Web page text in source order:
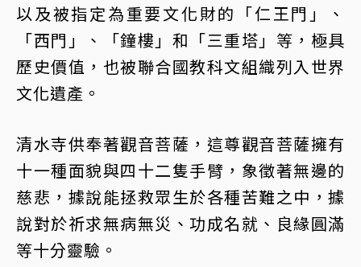
以及被指定為重要文化財的「仁王門」、
「西門」、「鐘樓」和「三重塔」等，極具
歷史價值，也被聯合國教科文組織列入世界
文化遺產。
清水寺供奉著觀音菩薩，這尊觀音菩薩擁有
十一種面貌與四十二隻手臂，象徵著無邊的
慈悲，據說能拯救眾生於各種苦難之中，據
說對於祈求無病無災、功成名就、良緣圓滿
等十分靈驗。